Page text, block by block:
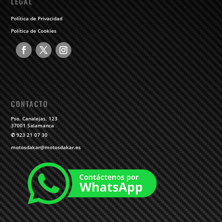
Política de Privacidad
Política de Cookies
CONTACTO
Pso. Canalejas, 123
37001 Salamanca
✆923 21 07 30
motosdakar@motosdakar.es